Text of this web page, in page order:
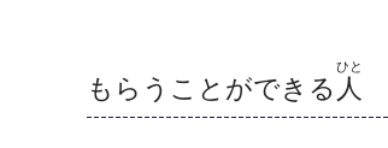
もらうことができる 人
ひと